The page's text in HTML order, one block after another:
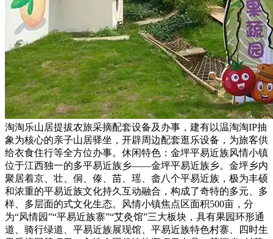
淘淘乐山居提拔农旅采摘配套设备及办事，建有以温淘淘IP抽
象为核心的亲子山居驿坐，开辟周边配套逛乐设备，为旅客供
给衣食住行等全方位办事。休闲特色：金坪平易近族风情小镇
位于江西独一的多平易近族乡——金坪平易近族乡。金坪乡内
聚居着京、壮、侗、傣、苗、瑶、畲八个平易近族，极为丰硕
和浓重的平易近族文化持久互动融合，构成了奇特的多元、多
样、多层面的式文化生态。风情小镇焦点区面积500亩，分
为“风情园”“平易近族寨”“艾灸馆”三大板块，具有果园环形通
道、骑行绿道、平易近族展现馆、平易近族特色村寨、四时生